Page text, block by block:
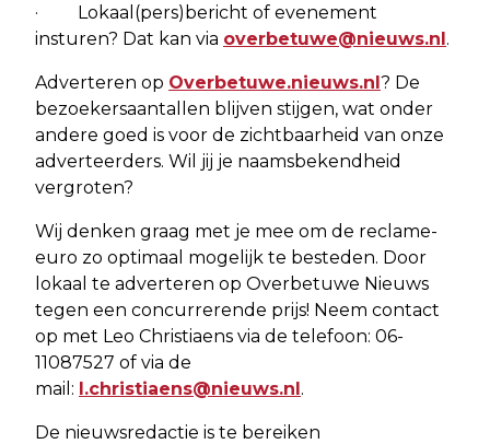
· Lokaal(pers)bericht of evenement
insturen? Dat kan via overbetuwe@nieuws.nl.
Adverteren op Overbetuwe.nieuws.nl? De
bezoekersaantallen blijven stijgen, wat onder
andere goed is voor de zichtbaarheid van onze
adverteerders. Wil jij je naamsbekendheid
vergroten?
Wij denken graag met je mee om de reclame-
euro zo optimaal mogelijk te besteden. Door
lokaal te adverteren op Overbetuwe Nieuws
tegen een concurrerende prijs! Neem contact
op met Leo Christiaens via de telefoon: 06-
11087527 of via de
mail: l.christiaens@nieuws.nl.
De nieuwsredactie is te bereiken